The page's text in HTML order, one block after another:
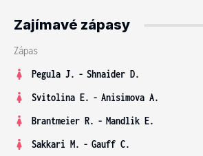
Zajímavé zápasy
Zápas
Pegula J. - Shnaider D.
Svitolina E. - Anisimova A.
Brantmeier R. - Mandlik E.
Sakkari M. - Gauff C.